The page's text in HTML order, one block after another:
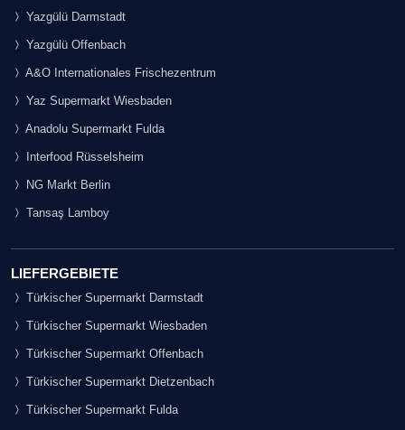
Yazgülü Darmstadt
Yazgülü Offenbach
A&O Internationales Frischezentrum
Yaz Supermarkt Wiesbaden
Anadolu Supermarkt Fulda
Interfood Rüsselsheim
NG Markt Berlin
Tansaş Lamboy
LIEFERGEBIETE
Türkischer Supermarkt Darmstadt
Türkischer Supermarkt Wiesbaden
Türkischer Supermarkt Offenbach
Türkischer Supermarkt Dietzenbach
Türkischer Supermarkt Fulda